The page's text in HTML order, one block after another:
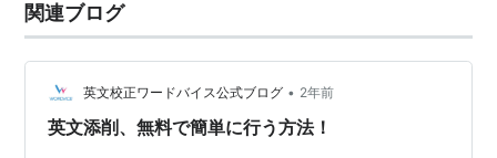
現の添削をAIが的…
関連ブログ
英文校正ワードバイス公式ブログ • 2年前
英文添削、無料で簡単に行う方法！